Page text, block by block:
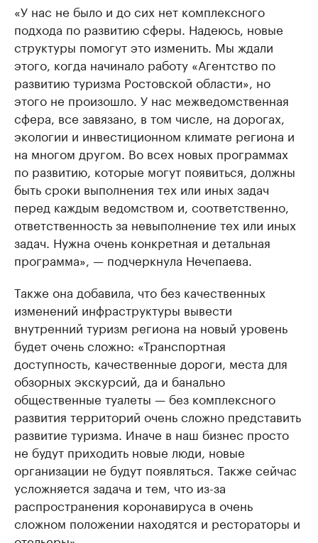
«У нас не было и до сих нет комплексного
подхода по развитию сферы. Надеюсь, новые
структуры помогут это изменить. Мы ждали
этого, когда начинало работу «Агентство по
развитию туризма Ростовской области», но
этого не произошло. У нас межведомственная
сфера, все завязано, в том числе, на дорогах,
экологии и инвестиционном климате региона и
на многом другом. Во всех новых программах
по развитию, которые могут появиться, должны
быть сроки выполнения тех или иных задач
перед каждым ведомством и, соответственно,
ответственность за невыполнение тех или иных
задач. Нужна очень конкретная и детальная
программа», — подчеркнула Нечепаева.
Также она добавила, что без качественных
изменений инфраструктуры вывести
внутренний туризм региона на новый уровень
будет очень сложно: «Транспортная
доступность, качественные дороги, места для
обзорных экскурсий, да и банально
общественные туалеты — без комплексного
развития территорий очень сложно представить
развитие туризма. Иначе в наш бизнес просто
не будут приходить новые люди, новые
организации не будут появляться. Также сейчас
усложняется задача и тем, что из-за
распространения коронавируса в очень
сложном положении находятся и рестораторы и